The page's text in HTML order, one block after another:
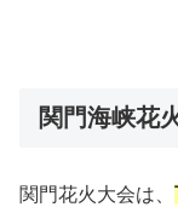
関門海峡花
関門花火大会は、